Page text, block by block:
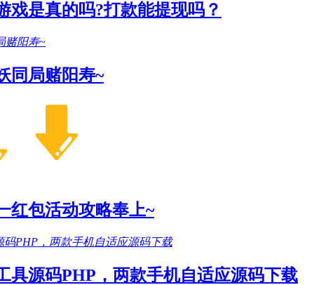
戏是真的吗?打款能提现吗？
同局赌阳寿~
红包活动攻略奉上~
具源码PHP，两款手机自适应源码下载